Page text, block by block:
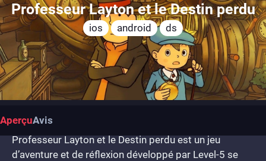
Professeur Layton et le Destin perdu
ios android ds
AperçuAvis
Professeur Layton et le Destin perdu est un jeu
d’aventure et de réflexion développé par Level-5 se